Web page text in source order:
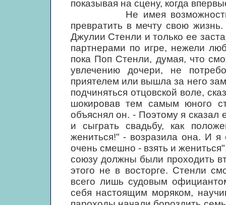
показывая на сцену, когда
Не имея возможности
превратить в мечту свою
Джулии Стенли и только ее
партнерами по игре, нежели
пока Поп Стенли, думая, что
увлечению дочери, не
приятелем или вышла за него
подчиняться отцовской воле,
шокировав тем самым юного
объяснял он. - Поэтому я сказал
и сыграть свадьбу, как
жениться!" - возразила она. И
очень смешно - взять и
союзу должны были проходить
этого не в восторге. Стенли
всего лишь судовым
себя настоящим моряком,